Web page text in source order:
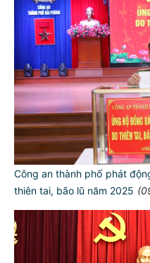
Công an thành phố phát
thiên tai, bão lũ năm 2025